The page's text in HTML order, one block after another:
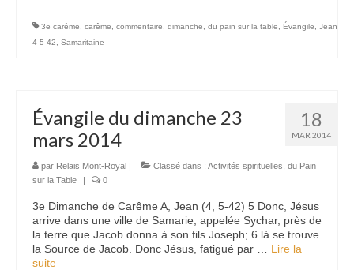
3e carême carême commentaire dimanche du pain sur la table Évangile
Jean
4 5-42
Samaritaine
18
MAR 2014
Évangile du dimanche 23
mars 2014
par Relais Mont-Royal | Classé dans : Activités spirituelles du Pain
sur la Table
| 0
3e Dimanche de Carême A, Jean (4, 5-42) 5 Donc, Jésus
arrive dans une ville de Samarie, appelée Sychar, près de
la terre que Jacob donna à son fils Joseph; 6 là se trouve
la Source de Jacob. Donc Jésus, fatigué par … Lire la
suite­­